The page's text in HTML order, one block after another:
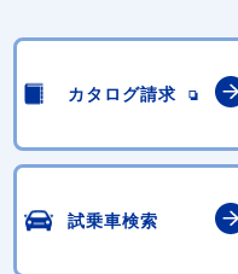
カタログ請求
試乗車検索